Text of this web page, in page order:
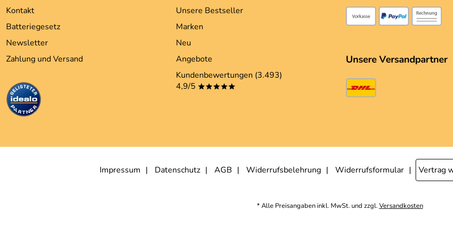
Kontakt
Batteriegesetz
Newsletter
Zahlung und Versand
Unsere Bestseller
Marken
Neu
Angebote
Kundenbewertungen (3.493)
4,9/5 *****
Unsere Versandpartner
Impressum Datenschutz AGB Widerrufsbelehrung Widerrufsformular Vertrag
* Alle Preisangaben inkl. MwSt. und zzgl.Versandkosten